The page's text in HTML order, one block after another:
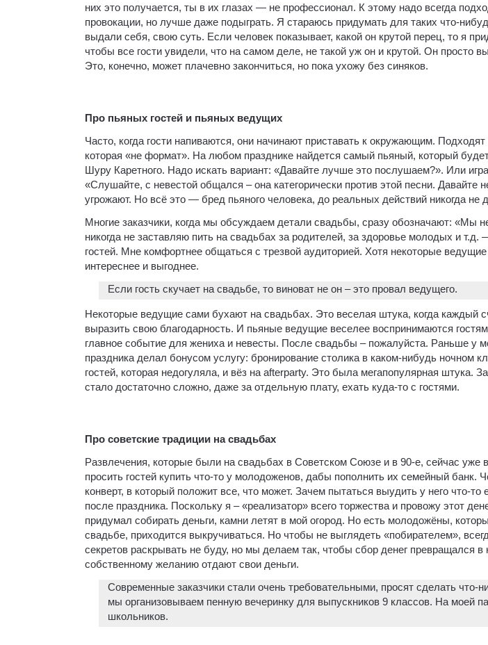
них это получается, ты в их глазах — не профессионал. К этому надо всегда
провокации, но лучше даже подыграть. Я стараюсь придумать для таких что-
выдали себя, свою суть. Если человек показывает, какой он крутой перец, то я
чтобы все гости увидели, что на самом деле, не такой уж он и крутой. Он просто
Это, конечно, может плачевно закончиться, но пока ухожу без синяков.
Про пьяных гостей и пьяных ведущих
Часто, когда гости напиваются, они начинают приставать к окружающим.
которая «не формат». На любом празднике найдется самый пьяный, который
Шуру Каретного. Надо искать вариант: «Давайте лучше это послушаем?». Или
«Слушайте, с невестой общался – она категорически против этой песни.
угрожают. Но всё это — бред пьяного человека, до реальных действий никогда не
Многие заказчики, когда мы обсуждаем детали свадьбы, сразу обозначают: «Мы
никогда не заставляю пить на свадьбах за родителей, за здоровье молодых и
гостей. Мне комфортнее общаться с трезвой аудиторией. Хотя некоторые
интереснее и выгоднее.
Если гость скучает на свадьбе, то виноват не он – это провал ведущего.
Некоторые ведущие сами бухают на свадьбах. Это веселая штука, когда каждый
выразить свою благодарность. И пьяные ведущие веселее воспринимаются
главное событие для жениха и невесты. После свадьбы – пожалуйста. Раньше у
праздника делал бонусом услугу: бронирование столика в каком-нибудь ночном
гостей, которая недогуляла, и вёз на afterparty. Это была мегапопулярная штука.
стало достаточно сложно, даже за отдельную плату, ехать куда-то с гостями.
Про советские традиции на свадьбах
Развлечения, которые были на свадьбах в Советском Союзе и в 90-е, сейчас уже
просить гостей купить что-то у молодоженов, дабы пополнить их семейный банк.
конверт, в который положит все, что может. Зачем пытаться выудить у него что-
после праздника. Поскольку я – «реализатор» всего торжества и провожу этот
придумал собирать деньги, камни летят в мой огород. Но есть молодожёны,
свадьбе, приходится выкручиваться. Но чтобы не выглядеть «побирателем»,
секретов раскрывать не буду, но мы делаем так, чтобы сбор денег превращался в
собственному желанию отдают свои деньги.
Современные заказчики стали очень требовательными, просят сделать что-
мы организовываем пенную вечеринку для выпускников 9 классов. На моей
школьников.